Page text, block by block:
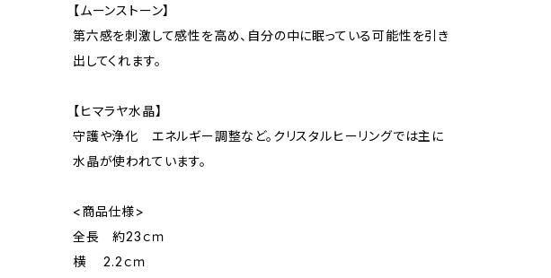
【ムーンストーン】
第六感を刺激して感性を高め、自分の中に眠っている可能性を引き
出してくれます。
【ヒマラヤ水晶】
守護や浄化 エネルギー調整など。クリスタルヒーリングでは主に
水晶が使われています。
<商品仕様>
全長 約23ｃｍ
横 2.2ｃｍ